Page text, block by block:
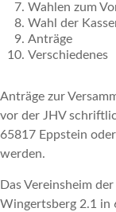
Wahlen zum
Wahl der
Anträge
Verschiedenes
Anträge zur
vor der JHV
65817 Eppstein
werden.
Das Vereinsheim
Wingertsberg 2.1 in